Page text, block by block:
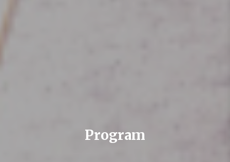
Program